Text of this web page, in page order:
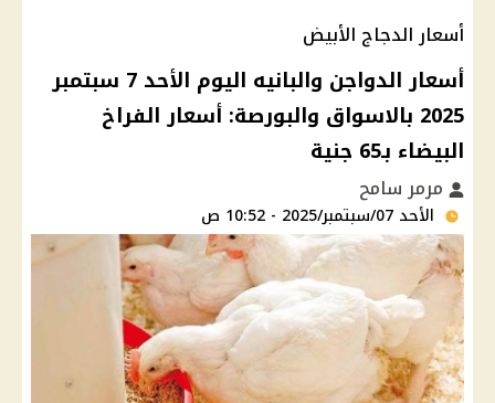
أسعار الدجاج الأبيض
أسعار الدواجن والبانيه اليوم الأحد 7 سبتمبر
2025 بالاسواق والبورصة: أسعار الفراخ
البيضاء بـ65 جنية
مرمر سامح
الأحد 07/سبتمبر/2025 - 10:52 ص